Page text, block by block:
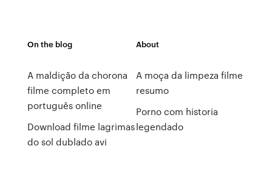
On the blog
A maldição da chorona
filme completo em
português online
Download filme lagrimas
do sol dublado avi
About
A moça da limpeza filme
resumo
Porno com historia
legendado